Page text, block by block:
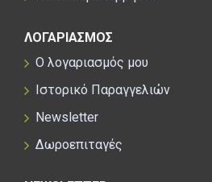
ΛΟΓΑΡΙΑΣΜΟΣ
Ο λογαριασμός μου
Ιστορικό Παραγγελιών
Newsletter
Δωροεπιταγές